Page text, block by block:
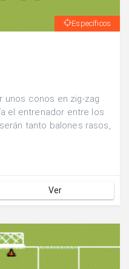
Específicos
conos en zig-zag
el entrenador entre los
tanto balones rasos,
Ver